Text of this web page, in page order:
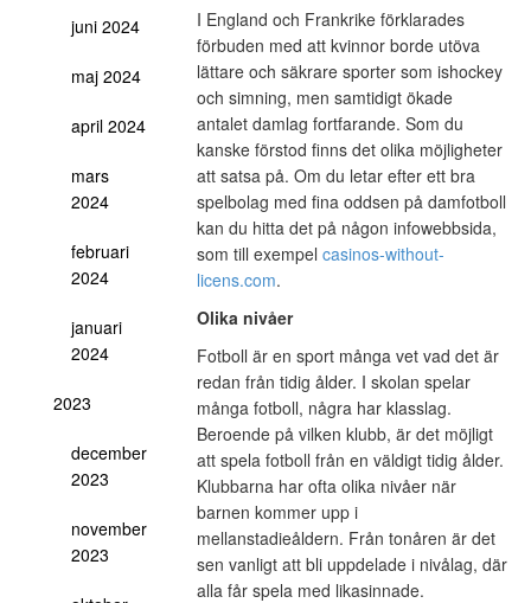
juni 2024
maj 2024
april 2024
mars
2024
februari
2024
januari
2024
2023
december
2023
november
2023
I England och Frankrike förklarades
förbuden med att kvinnor borde utöva
lättare och säkrare sporter som ishockey
och simning, men samtidigt ökade
antalet damlag fortfarande. Som du
kanske förstod finns det olika möjligheter
att satsa på. Om du letar efter ett bra
spelbolag med fina oddsen på damfotboll
kan du hitta det på någon infowebbsida,
som till exempel casinos-without-
licens.com.
Olika nivåer
Fotboll är en sport många vet vad det är
redan från tidig ålder. I skolan spelar
många fotboll, några har klasslag.
Beroende på vilken klubb, är det möjligt
att spela fotboll från en väldigt tidig ålder.
Klubbarna har ofta olika nivåer när
barnen kommer upp i
mellanstadieåldern. Från tonåren är det
sen vanligt att bli uppdelade i nivålag, där
alla får spela med likasinnade.